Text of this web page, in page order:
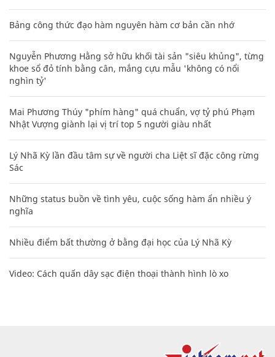
Bảng công thức đạo hàm nguyên hàm cơ bản cần nhớ
Nguyễn Phương Hằng sở hữu khối tài sản "siêu khủng", từng
khoe sổ đỏ tính bằng cân, mắng cựu mẫu 'không có nổi
nghìn tỷ'
Mai Phương Thúy "phím hàng" quá chuẩn, vợ tỷ phú Phạm
Nhật Vượng giành lại vị trí top 5 người giàu nhất
Lý Nhã Kỳ lần đầu tâm sự về người cha Liệt sĩ đặc công rừng
Sác
Những status buồn về tình yêu, cuộc sống hàm ẩn nhiều ý
nghĩa
Nhiều điểm bất thường ở bằng đại học của Lý Nhã Kỳ
Video: Cách quấn dây sạc điện thoại thành hình lò xo